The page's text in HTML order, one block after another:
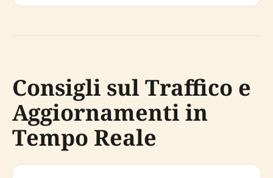
Consigli sul Traffico e
Aggiornamenti in
Tempo Reale